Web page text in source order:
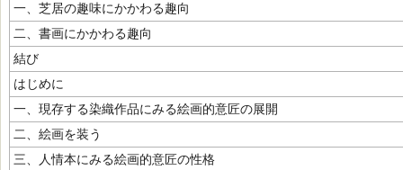
一、芝居の趣味にかかわる趣向
二、書画にかかわる趣向
結び
はじめに
一、現存する染織作品にみる絵画的意匠の展開
二、絵画を装う
三、人情本にみる絵画的意匠の性格